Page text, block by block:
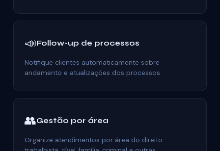
📣Follow-up de processos
Notifique clientes automaticamente sobre
andamento e atualizações dos processos.
👥Gestão por área
Organize atendimentos por área do direito: